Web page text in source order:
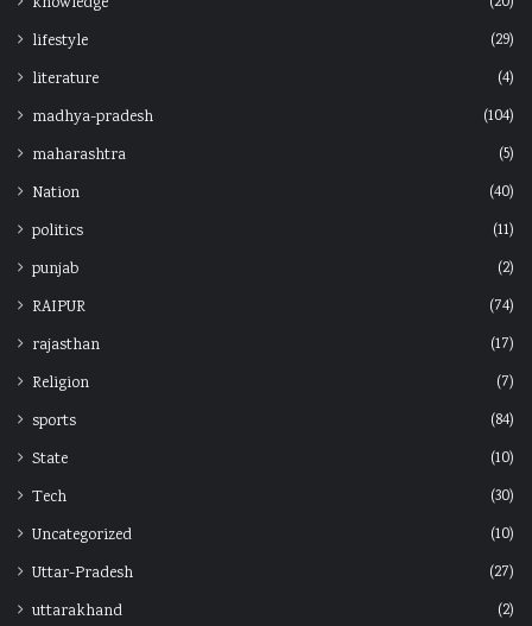
lifestyle
(29)
literature
(4)
madhya-pradesh
(104)
maharashtra
(5)
Nation
(40)
politics
(11)
punjab
(2)
RAIPUR
(74)
rajasthan
(17)
Religion
(7)
sports
(84)
State
(10)
Tech
(30)
Uncategorized
(10)
Uttar-Pradesh
(27)
uttarakhand
(2)